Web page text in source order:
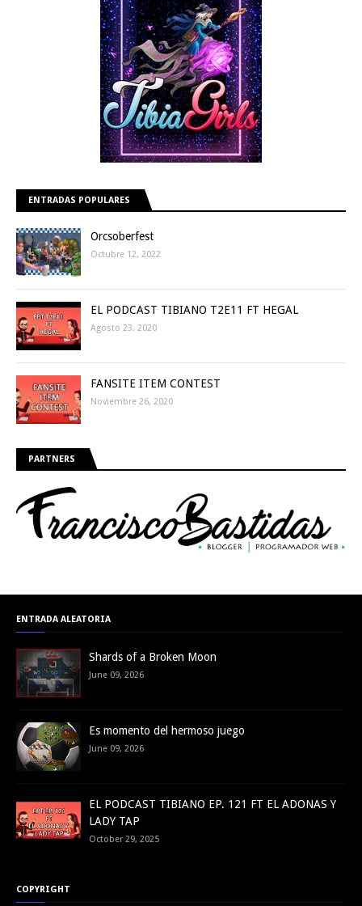
ENTRADAS POPULARES
Orcsoberfest
Octubre 12, 2022
EL PODCAST TIBIANO T2E11 FT HEGAL
Agosto 23, 2020
FANSITE ITEM CONTEST
Noviembre 26, 2020
PARTNERS
ENTRADA ALEATORIA
Shards of a Broken Moon
June 09, 2026
Es momento del hermoso juego
June 09, 2026
EL PODCAST TIBIANO EP. 121 FT EL ADONAS Y
LADY TAP
October 29, 2025
COPYRIGHT